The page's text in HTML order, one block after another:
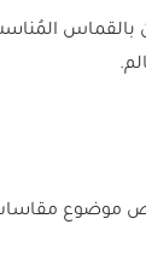
مقاسات